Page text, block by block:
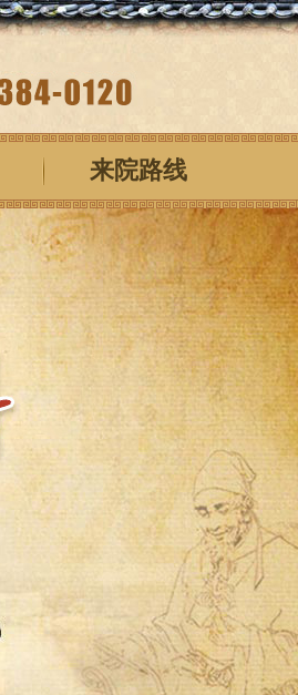
来院路线